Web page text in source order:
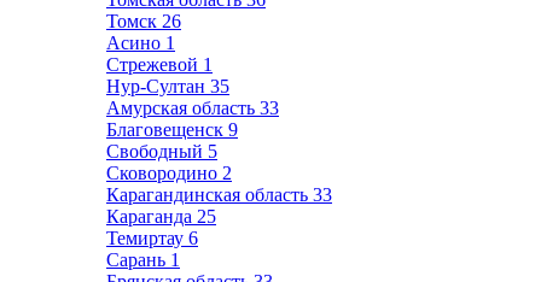
Томск 26
Асино 1
Стрежевой 1
Нур-Султан 35
Амурская область 33
Благовещенск 9
Свободный 5
Сковородино 2
Карагандинская область 33
Караганда 25
Темиртау 6
Сарань 1